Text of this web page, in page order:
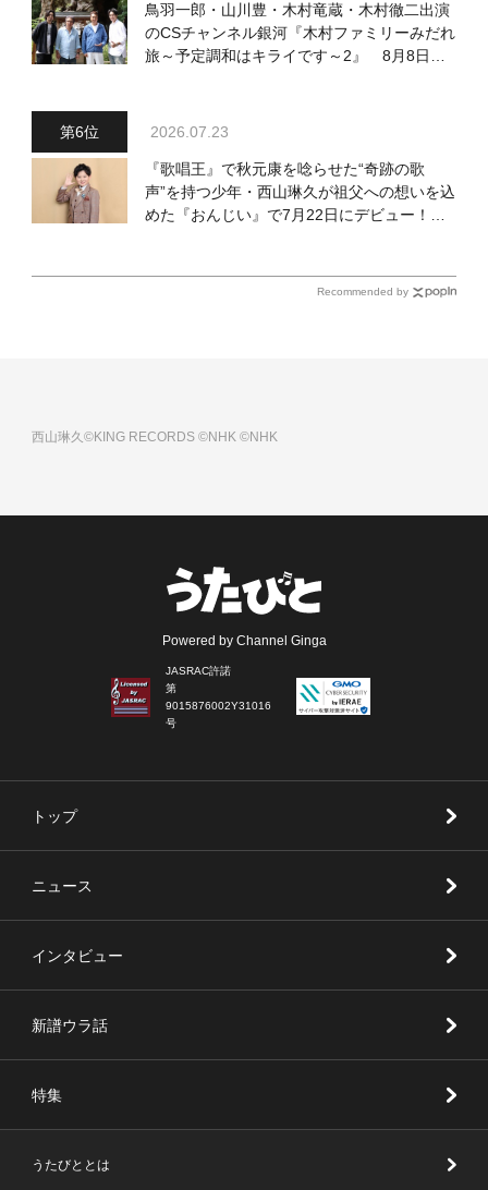
鳥羽一郎・山川豊・木村竜蔵・木村徹二出演
のCSチャンネル銀河『木村ファミリーみだれ
旅～予定調和はキライです～2』 8月8日
2026.07.23
『歌唱王』で秋元康を唸らせた“奇跡の歌
声”を持つ少年・西山琳久が祖父への想いを込
めた『おんじい』で7月22日にデビュー！
Recommended by
西山琳久©KING RECORDS©NHK©NHK
Powered by Channel Ginga
JASRAC許諾
第
9015876002Y31016
号
トップ
ニュース
インタビュー
新譜ウラ話
特集
うたびととは